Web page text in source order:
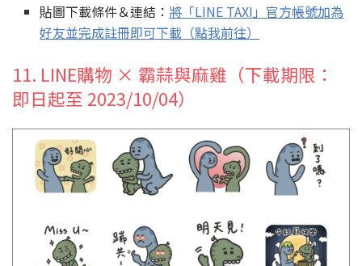
貼圖下載條件＆連結： 將「LINE TAXI」官方帳號加為
好友並完成註冊即可下載（點我前往）
11. LINE購物 × 霸蒜與麻雞（下載期限：
即日起至 2023/10/04）